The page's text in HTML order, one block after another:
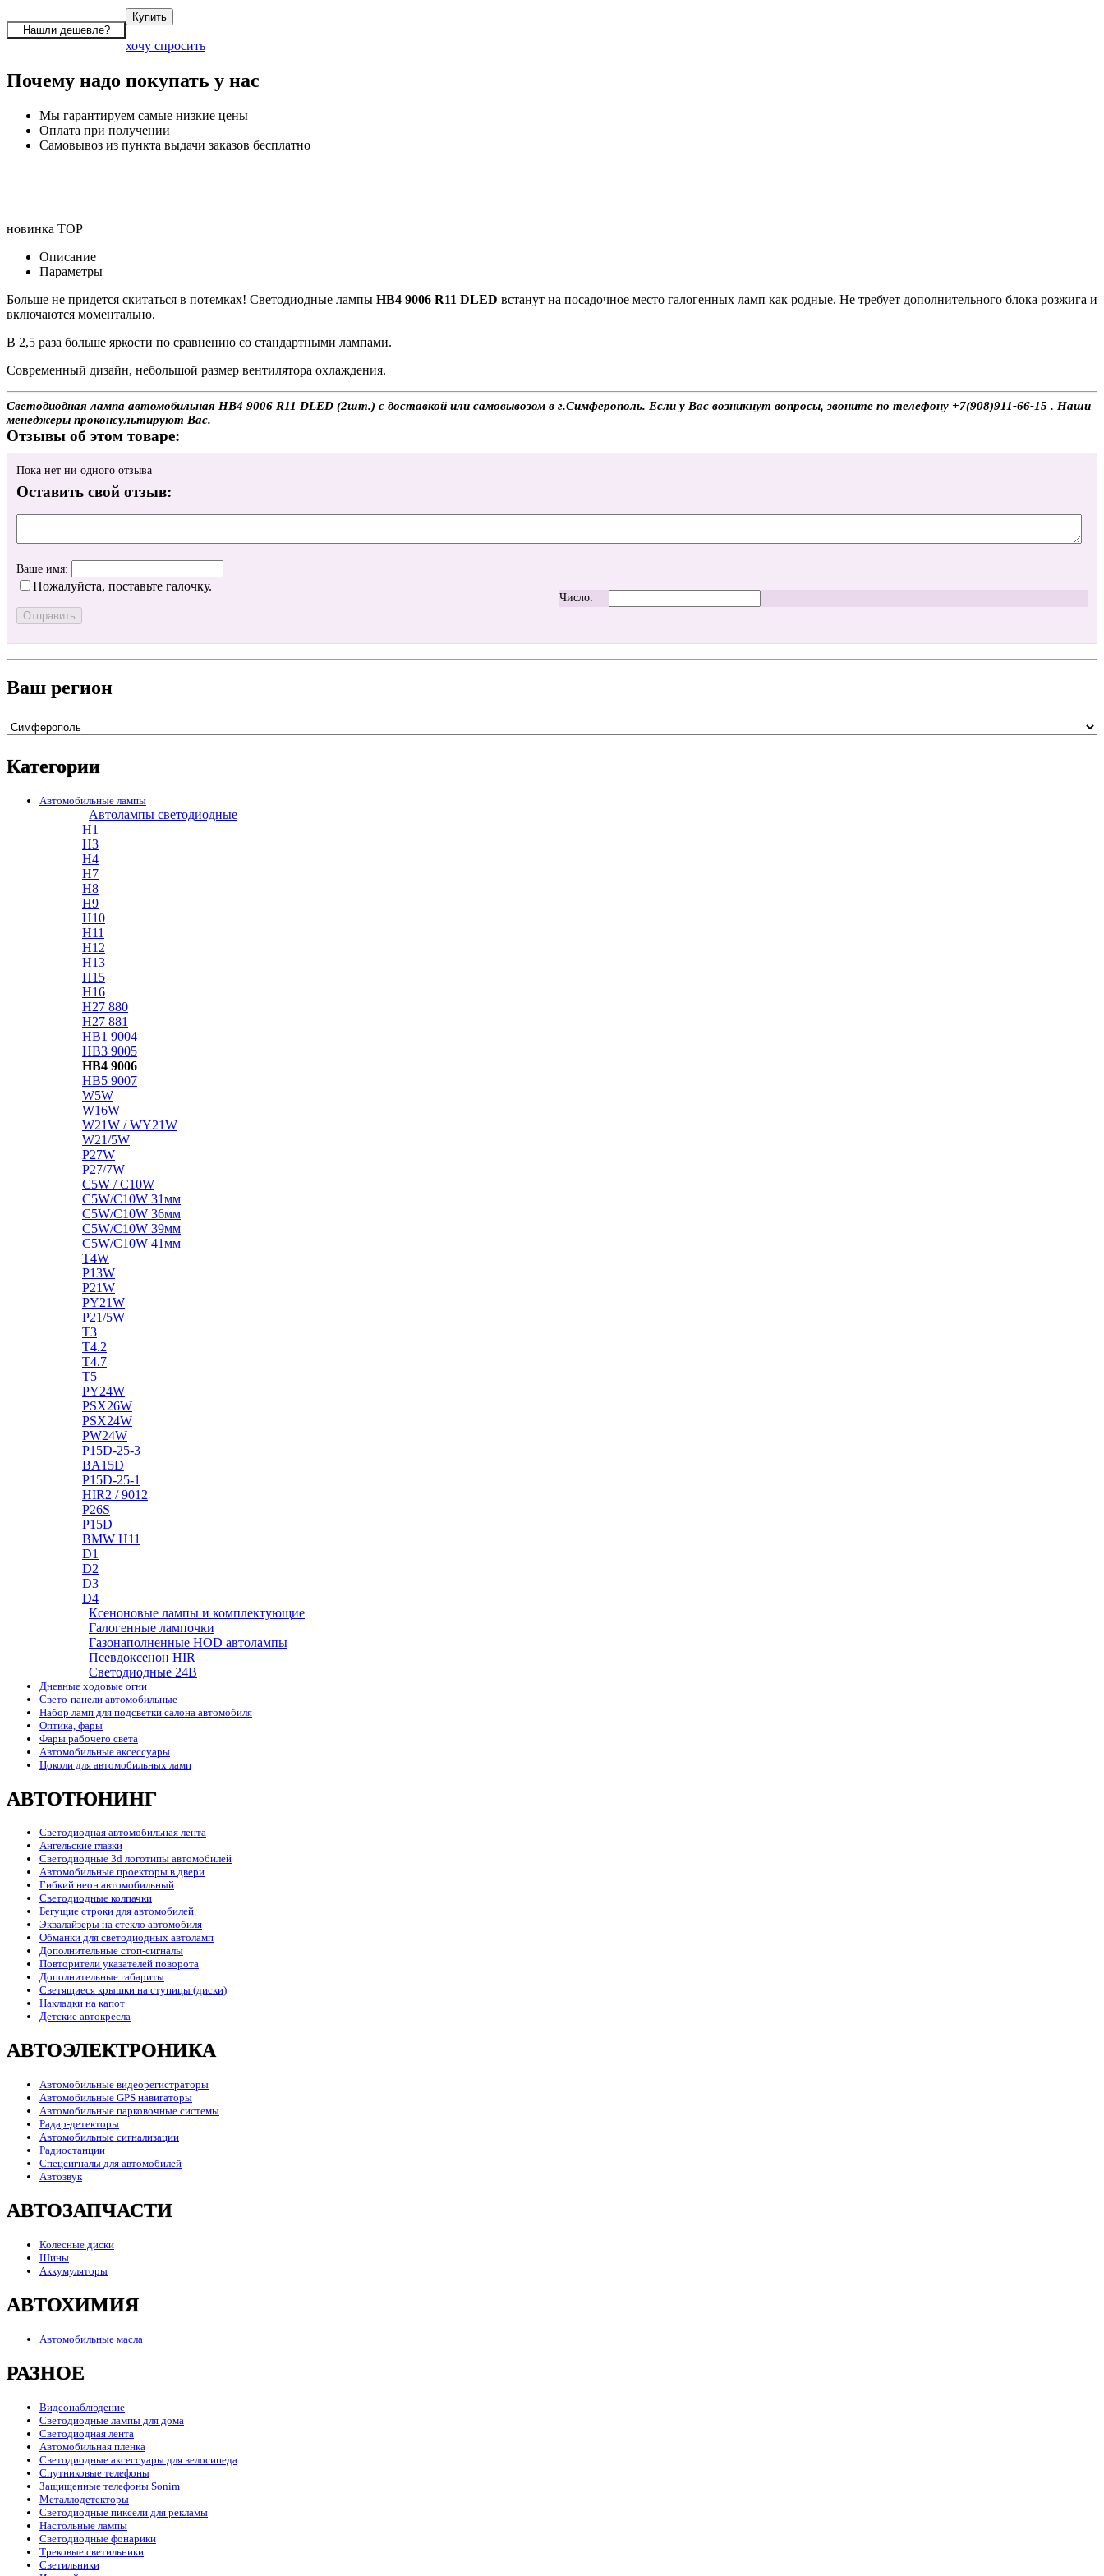
хочу спросить
Почему надо покупать у нас
Мы гарантируем самые низкие цены
Оплата при получении
Самовывоз из пункта выдачи заказов бесплатно
новинка TOP
Описание
Параметры
Больше не придется скитаться в потемках! Светодиодные лампы HB4 9006 R11 DLED встанут на посадочное место галогенных ламп как родные. Не требует дополнительного блока розжига и
включаются моментально.
В 2,5 раза больше яркости по сравнению со стандартными лампами.
Современный дизайн, небольшой размер вентилятора охлаждения.
Светодиодная лампа автомобильная HB4 9006 R11 DLED (2шт.) с доставкой или самовывозом в г.Симферополь. Если у Вас возникнут вопросы, звоните по телефону +7(908)911-66-15 . Наши
менеджеры проконсультируют Вас.
Отзывы об этом товаре:
Пока нет ни одного отзыва
Оставить свой отзыв:
Ваше имя:
Пожалуйста, поставьте галочку.
Число:
Ваш регион
Категории
Автомобильные лампы
Автолампы светодиодные
H1
H3
H4
H7
H8
H9
H10
H11
H12
H13
H15
H16
H27 880
H27 881
HB1 9004
HB3 9005
HB4 9006
HB5 9007
W5W
W16W
W21W / WY21W
W21/5W
P27W
P27/7W
C5W / C10W
C5W/C10W 31мм
C5W/C10W 36мм
C5W/C10W 39мм
C5W/C10W 41мм
T4W
P13W
P21W
PY21W
P21/5W
T3
T4.2
T4.7
T5
PY24W
PSX26W
PSX24W
PW24W
P15D-25-3
BA15D
P15D-25-1
HIR2 / 9012
P26S
P15D
BMW H11
D1
D2
D3
D4
Ксеноновые лампы и комплектующие
Галогенные лампочки
Газонаполненные HOD автолампы
Псевдоксенон HIR
Cветодиодные 24B
Дневные ходовые огни
Свето-панели автомобильные
Набор ламп для подсветки салона автомобиля
Оптика, фары
Фары рабочего света
Автомобильные аксессуары
Цоколи для автомобильных ламп
АВТОТЮНИНГ
Светодиодная автомобильная лента
Ангельские глазки
Светодиодные 3d логотипы автомобилей
Автомобильные проекторы в двери
Гибкий неон автомобильный
Светодиодные колпачки
Бегущие строки для автомобилей.
Эквалайзеры на стекло автомобиля
Обманки для светодиодных автоламп
Дополнительные стоп-сигналы
Повторители указателей поворота
Дополнительные габариты
Светящиеся крышки на ступицы (диски)
Накладки на капот
Детские автокресла
АВТОЭЛЕКТРОНИКА
Автомобильные видеорегистраторы
Автомобильные GPS навигаторы
Автомобильные парковочные системы
Радар-детекторы
Автомобильные сигнализации
Радиостанции
Спецсигналы для автомобилей
Автозвук
АВТОЗАПЧАСТИ
Колесные диски
Шины
Аккумуляторы
АВТОХИМИЯ
Автомобильные масла
РАЗНОЕ
Видеонаблюдение
Светодиодные лампы для дома
Светодиодная лента
Автомобильная пленка
Светодиодные аксессуары для велосипеда
Спутниковые телефоны
Защищенные телефоны Sonim
Металлодетекторы
Светодиодные пиксели для рекламы
Настольные лампы
Светодиодные фонарики
Трековые светильники
Светильники